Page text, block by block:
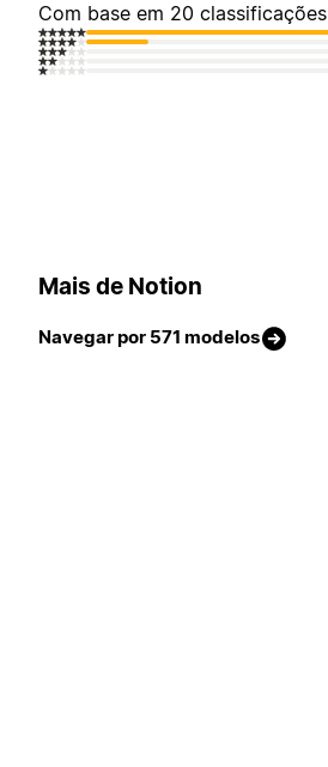
Com base em 20 classificações
Mais de Notion
Navegar por 571 modelos